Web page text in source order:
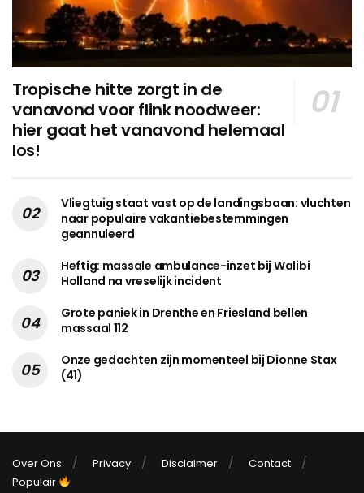
Tropische hitte zorgt in de
vanavond voor flink noodweer:
hier gaat het vanavond helemaal
los!
Vliegtuig staat vast op de landingsbaan: vluchten
naar populaire vakantiebestemmingen
geannuleerd
Heftig: massale ambulance-inzet bij Walibi
Holland na vreselijk incident
Grote paniek in Drenthe en Friesland bellen
massaal 112
Onze gedachten zijn momenteel bij Dionne Stax
(41)
Over Ons Privacy Disclaimer
Contact
Populair